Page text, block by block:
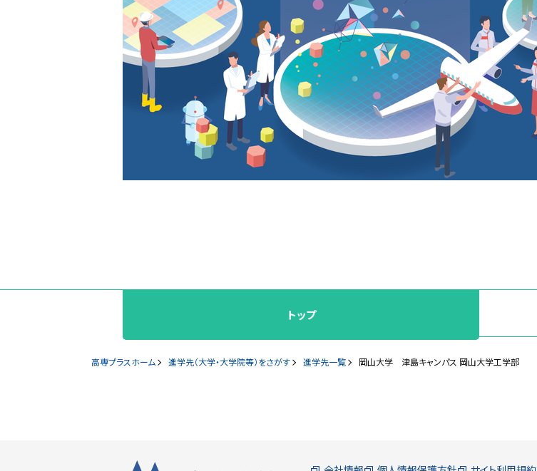
トップ
高専プラスホーム 進学先（大学・大学院等）をさがす 進学先一覧 岡山大学 津島キャンパス 岡山大学工学部